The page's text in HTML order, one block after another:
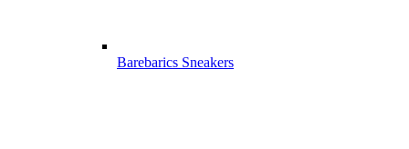
Barebarics Sneakers